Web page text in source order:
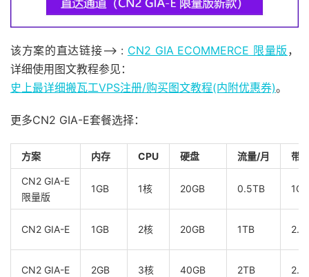
该方案的直达链接–> : CN2 GIA ECOMMERCE 限量版 ，
详细使用图文教程参见：
史上最详细搬瓦工VPS注册/购买图文教程(内附优惠券)。
更多CN2 GIA-E套餐选择：
方案 内存 CPU 硬盘 流量/月 带
CN2 GIA-E
限量版
1GB 1核 20GB 0.5TB
CN2 GIA-E 1GB 2核 20GB 1TB
CN2 GIA-E 2GB 3核 40GB 2TB